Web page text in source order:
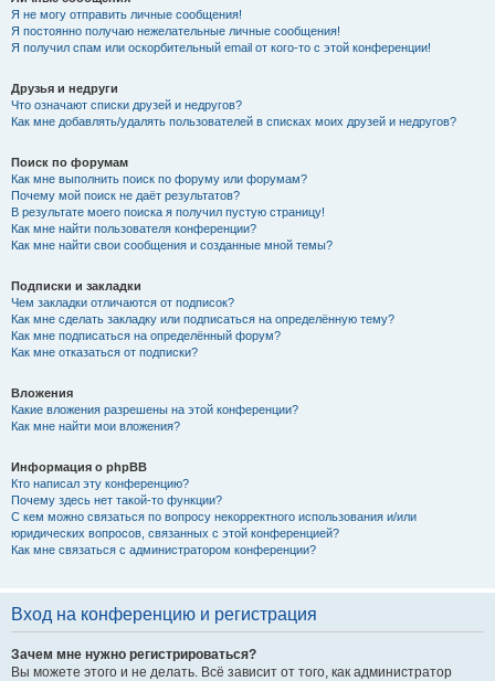
Я не могу отправить личные сообщения!
Я постоянно получаю нежелательные личные сообщения!
Я получил спам или оскорбительный email от кого-то с этой конференции!
Друзья и недруги
Что означают списки друзей и недругов?
Как мне добавлять/удалять пользователей в списках моих друзей и недругов?
Поиск по форумам
Как мне выполнить поиск по форуму или форумам?
Почему мой поиск не даёт результатов?
В результате моего поиска я получил пустую страницу!
Как мне найти пользователя конференции?
Как мне найти свои сообщения и созданные мной темы?
Подписки и закладки
Чем закладки отличаются от подписок?
Как мне сделать закладку или подписаться на определённую тему?
Как мне подписаться на определённый форум?
Как мне отказаться от подписки?
Вложения
Какие вложения разрешены на этой конференции?
Как мне найти мои вложения?
Информация о phpBB
Кто написал эту конференцию?
Почему здесь нет такой-то функции?
С кем можно связаться по вопросу некорректного использования и/или
юридических вопросов, связанных с этой конференцией?
Как мне связаться с администратором конференции?
Вход на конференцию и регистрация
Зачем мне нужно регистрироваться?
Вы можете этого и не делать. Всё зависит от того, как администратор